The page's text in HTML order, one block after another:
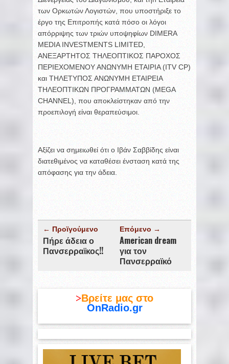
των Ορκωτών Λογιστών, που υποστήριξε το
έργο της Επιτροπής κατά πόσο οι λόγοι
απόρριψης των τριών υποψηφίων DIMERA
MEDIA INVESTMENTS LIMITED,
ΑΝΕΞΑΡΤΗΤΟΣ ΤΗΛΕΟΠΤΙΚΟΣ ΠΑΡΟΧΟΣ
ΠΕΡΙΕΧΟΜΕΝΟΥ ΑΝΩΝΥΜΗ ΕΤΑΙΡΙΑ (ITV CP)
και ΤΗΛΕΤΥΠΟΣ ΑΝΩΝΥΜΗ ΕΤΑΙΡΕΙΑ
ΤΗΛΕΟΠΤΙΚΩΝ ΠΡΟΓΡΑΜΜΑΤΩΝ (MEGA
CHANNEL), που αποκλείστηκαν από την
προεπιλογή είναι θεραπεύσιμοι.
Αξίζει να σημειωθεί ότι ο Ιβάν Σαββίδης είναι
διατεθιμένος να καταθέσει ένσταση κατά της
απόφασης για την άδεια.
← Προϊγούμενο
Πήρε άδεια ο
Πανσερραϊκος!!
Επόμενο →
American dream
για τον
Πανσερραϊκό
>Βρείτε μας στο
OnRadio.gr